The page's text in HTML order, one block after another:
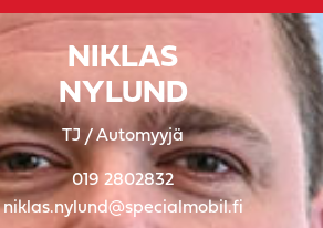
NIKLAS
NYLUND
TJ / Automyyjä
019 2802832
niklas.nylund@specialmobil.fi